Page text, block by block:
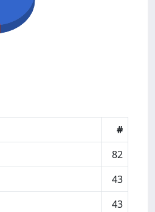
#
82
43
43